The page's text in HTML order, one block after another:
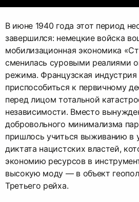
В июне 1940 года этот период
завершился: немецкие войска
мобилизационная экономика
сменилась суровыми реалиями
режима. Французская
приспособиться к первичному
перед лицом тотальной
независимости. Вместо
добровольного минимализма
пришлось учиться выживанию в
диктата нацистских властей,
экономию ресурсов в
высокую моду — в объект
Третьего рейха.